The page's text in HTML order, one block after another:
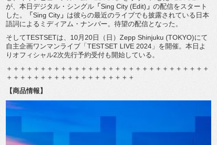
が、本日デジタル・シングル 「Sing City (Edit) 」 の配信をスタート
した。
「Sing City 」 は彼らの最近のライブでも披露されている日本
語詞によるミディアム・ナンバー。待望の配信となった。
そしてTESTSETは、10月20日（日）Zepp Shinjuku (TOKYO)にて
自主企画ワンマンライブ「TESTSET LIVE 2024」を開催。本日よ
りオフィシャル2次先行予約受付も開始している。
＋＋＋＋＋＋＋＋＋＋＋＋＋＋＋＋＋＋＋＋＋＋＋＋＋＋＋＋＋＋
＋＋＋＋＋＋＋＋＋＋＋＋＋＋＋＋＋＋＋
【商品情報】